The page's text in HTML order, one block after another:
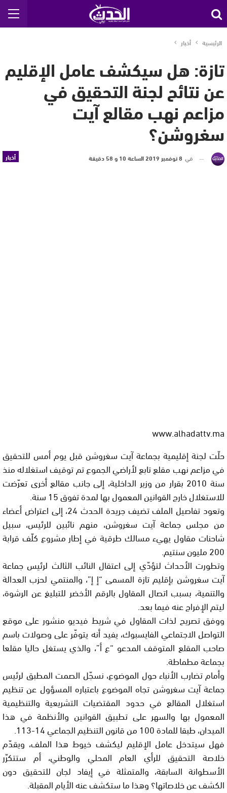
الرئيسية أخبار
تازة: هل سيكشف عامل الإقليم
عن نتائح لجنة التحقيق في
مزاعم نهب مقالع آيت
سغروشن؟
أخبار في 8 نوفمبر 2019 الساعة 10 و 58 دقيقة
www.alhadattv.ma
حلّت لجنة إقليمية بجماعة آيت سغروشن قبل يوم أمس للتحقيق
في مزاعم نهب مقلع تابع لأراضي الجموع تم توقيف استغلاله منذ
سنة 2010 بقرار من وزير الداخلية، إلى جانب مقالع أخرى تعرّضت
للاستغلال خارج القوانين المعمول بها لمدة تفوق 15 سنة.
وتعود تفاصيل الملف تضيف جريدة الحدث 24، إلى اعتراض أعضاء
من مجلس جماعة آيت سغروشن، منهم نائبين للرئيس، سبيل
شاحنات مقاول يهيء مسالك طرقية في إطار مشروع كلّف قرابة
200 مليون سنتيم.
وتطورت الأحداث لتؤدّي إلى اعتقال النائب الثالث لرئيس جماعة
آيت سغروشن بإقليم تازة المسمى “إ إ”، والمنتمي لحزب العدالة
والتنمية، بسبب اتصال المقاول بالرقم الأخضر للتبليغ عن الرشوة،
ليتم الإفراج عنه فيما بعد.
ووفق تصريح لذات المقاول في شريط فيديو منشور على موقع
التواصل الاجتماعي الفايسبوك، يفيد أنه يتوفّر على وصولات باسم
صاحب المقلع المتوقف المدعو “ع أ”، والذي يستغل حاليا مقلعا
بجماعة مطماطة.
وأمام تضارب الأنباء حول الموضوع، نسجّل الصمت المطبق لرئيس
جماعة آيت سغروشن تجاه الموضوع باعتباره المسؤول عن تنظيم
استغلال المقالع في حدود المقتضيات التشريعية والتنظيمية
المعمول بها والسهر على تطبيق القوانين والأنظمة في هذا
الميدان، طبقا للمادة 100 من قانون التنظيم الجماعي 14-113.
فهل سيتدخل عامل الإقليم ليكشف خيوط هذا الملف، ويقدّم
خلاصة التحقيق للرأي العام المحلي والوطني، أم ستتكرّر
الأسطوانة السابقة، والمتمثلة في إيفاد لجان للتحقيق دون
الكشف عن خلاصاتها؟ وهذا ما ستكشف عنه الأيام المقبلة.